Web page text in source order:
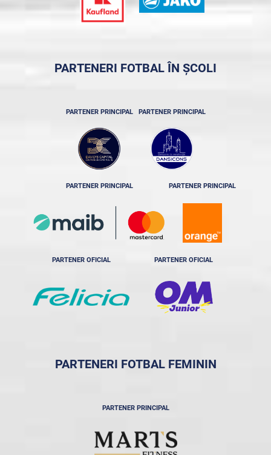
PARTENERI FOTBAL ÎN ȘCOLI
PARTENER PRINCIPAL PARTENER PRINCIPAL
PARTENER PRINCIPAL PARTENER PRINCIPAL
PARTENER OFICIAL PARTENER OFICIAL
PARTENERI FOTBAL FEMININ
PARTENER PRINCIPAL